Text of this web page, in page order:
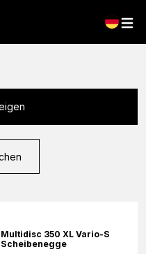
Multidisc 350 XL Vario-S
Scheibenegge